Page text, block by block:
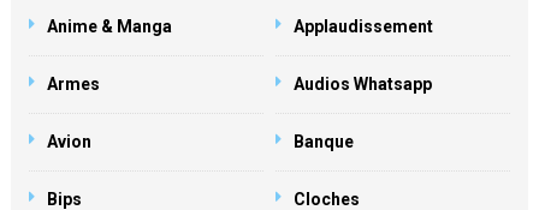
Anime & Manga Applaudissement
Armes Audios Whatsapp
Avion Banque
Bips Cloches